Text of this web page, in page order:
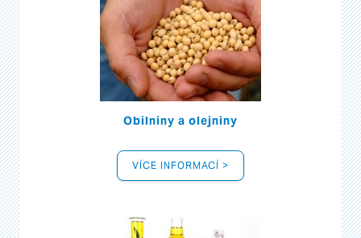
Obilniny a olejniny
VÍCE INFORMACÍ >